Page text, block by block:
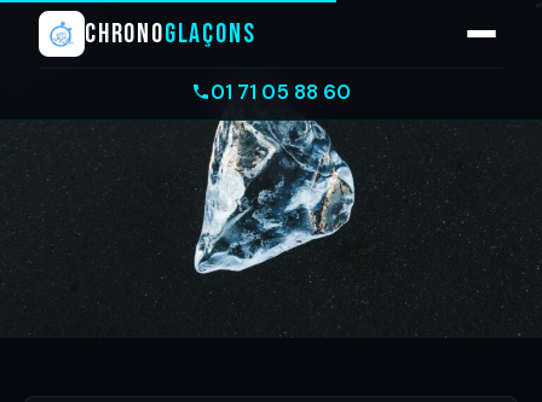
CHRONOGLAÇONS
01 71 05 88 60